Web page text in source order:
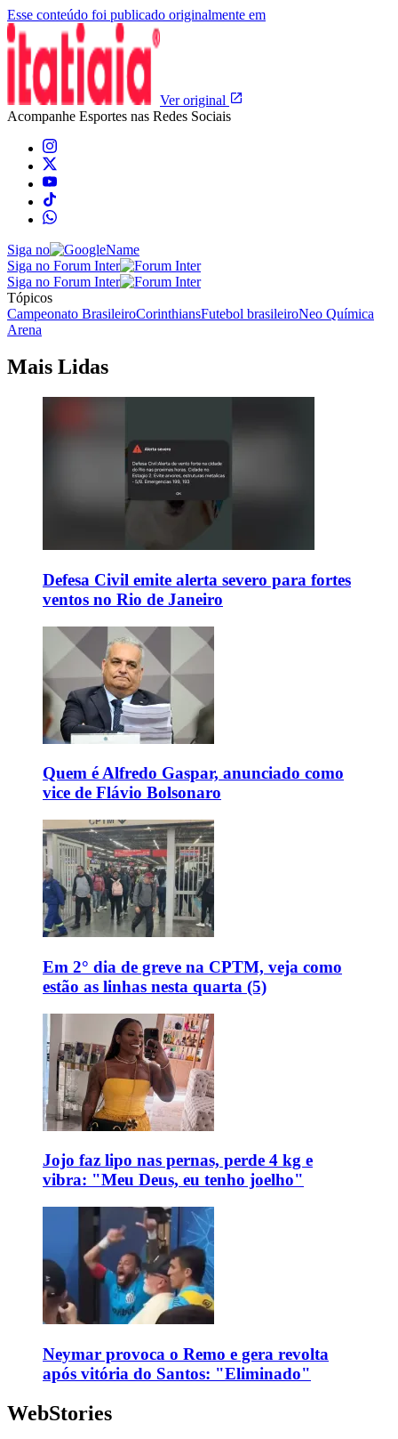
Esse conteúdo foi publicado originalmente em
Ver original
Acompanhe Esportes nas Redes Sociais
Siga no
Siga no Forum Inter
Siga no Forum Inter
Tópicos
Campeonato BrasileiroCorinthiansFutebol brasileiroNeo Química
Arena
Mais Lidas
Defesa Civil emite alerta severo para fortes
ventos no Rio de Janeiro
Quem é Alfredo Gaspar, anunciado como
vice de Flávio Bolsonaro
Em 2° dia de greve na CPTM, veja como
estão as linhas nesta quarta (5)
Jojo faz lipo nas pernas, perde 4 kg e
vibra: "Meu Deus, eu tenho joelho"
Neymar provoca o Remo e gera revolta
após vitória do Santos: "Eliminado"
WebStories